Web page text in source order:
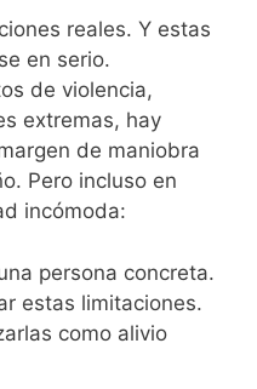
reales. Y estas
en serio.
de violencia,
extremas, hay
de maniobra
Pero incluso en
incómoda:
persona concreta.
estas limitaciones.
como alivio